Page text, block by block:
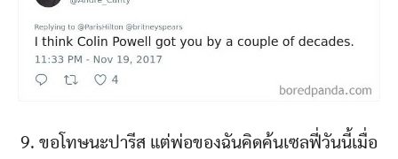
9. ขอโทษนะปารีส แต่พ่อของฉันคิดค้นเซลฟี่วันนี้เมื่อ